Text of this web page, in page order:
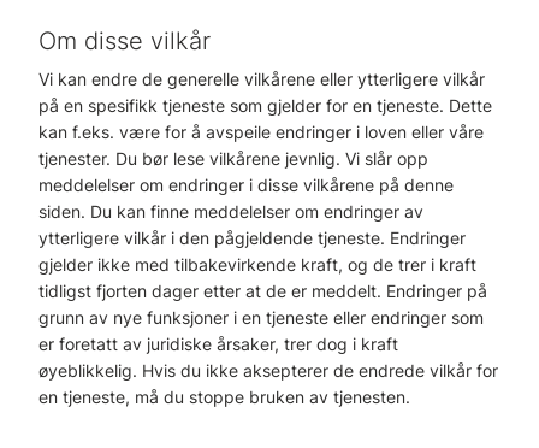
Om disse vilkår
Vi kan endre de generelle vilkårene eller ytterligere vilkår
på en spesifikk tjeneste som gjelder for en tjeneste. Dette
kan f.eks. være for å avspeile endringer i loven eller våre
tjenester. Du bør lese vilkårene jevnlig. Vi slår opp
meddelelser om endringer i disse vilkårene på denne
siden. Du kan finne meddelelser om endringer av
ytterligere vilkår i den pågjeldende tjeneste. Endringer
gjelder ikke med tilbakevirkende kraft, og de trer i kraft
tidligst fjorten dager etter at de er meddelt. Endringer på
grunn av nye funksjoner i en tjeneste eller endringer som
er foretatt av juridiske årsaker, trer dog i kraft
øyeblikkelig. Hvis du ikke aksepterer de endrede vilkår for
en tjeneste, må du stoppe bruken av tjenesten.